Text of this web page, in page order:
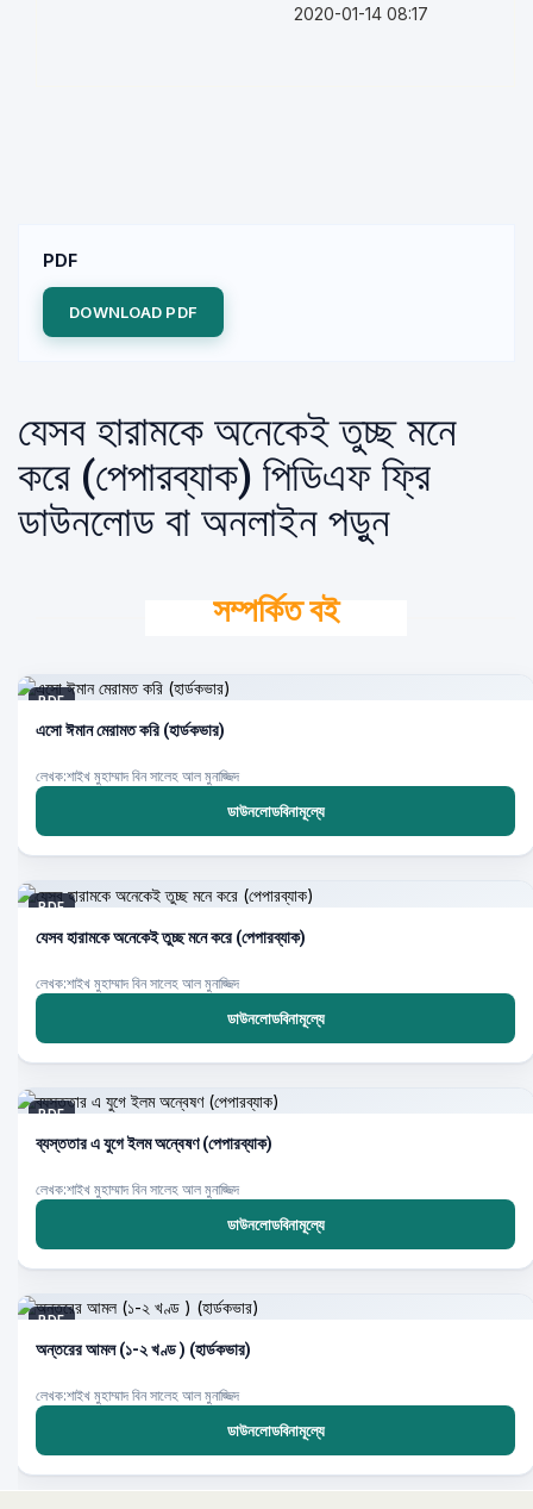
2020-01-14 08:17
PDF
DOWNLOAD PDF
যেসব হারামকে অনেকেই তুচ্ছ মনে
করে (পেপারব্যাক) পিডিএফ ফ্রি
ডাউনলোড বা অনলাইন পড়ুন
সম্পর্কিত বই
PDF
এসো ঈমান মেরামত করি (হার্ডকভার)
লেখক:শাইখ মুহাম্মাদ বিন সালেহ আল মুনাজ্জিদ
ডাউনলোডবিনামূল্যে
PDF
যেসব হারামকে অনেকেই তুচ্ছ মনে করে (পেপারব্যাক)
লেখক:শাইখ মুহাম্মাদ বিন সালেহ আল মুনাজ্জিদ
ডাউনলোডবিনামূল্যে
PDF
ব্যস্ততার এ যুগে ইলম অন্বেষণ (পেপারব্যাক)
লেখক:শাইখ মুহাম্মাদ বিন সালেহ আল মুনাজ্জিদ
ডাউনলোডবিনামূল্যে
PDF
অন্তরের আমল (১-২ খণ্ড ) (হার্ডকভার)
লেখক:শাইখ মুহাম্মাদ বিন সালেহ আল মুনাজ্জিদ
ডাউনলোডবিনামূল্যে